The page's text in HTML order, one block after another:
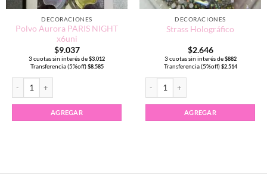
DECORACIONES
Polvo Aurora PARIS NIGHT
x6uni
$9.037
3 cuotas sin interés de $3.012
Transferencia (5%off) $8.585
Polvo Aurora PARIS NIGHT x6uni cantidad
AGREGAR
DECORACIONES
Strass Holográfico
$2.646
3 cuotas sin interés de $882
Transferencia (5%off) $2.514
Strass Holográfico cantidad
AGREGAR